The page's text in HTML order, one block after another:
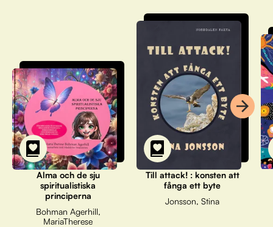
Alma och de sju
spiritualistiska
principerna
Bohman Agerhill,
MariaTherese
Till attack! : konsten att
fånga ett byte
Jonsson, Stina